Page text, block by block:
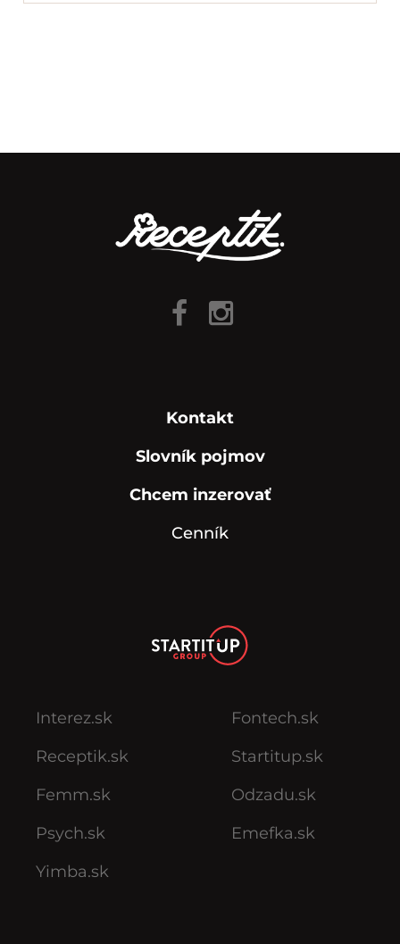
Kontakt
Slovník pojmov
Chcem inzerovať
Cenník
Interez.sk
Receptik.sk
Femm.sk
Psych.sk
Yimba.sk
Fontech.sk
Startitup.sk
Odzadu.sk
Emefka.sk